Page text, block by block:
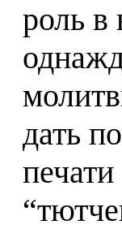
роль в
дать